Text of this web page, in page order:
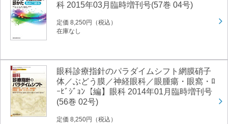
科 2015年03月臨時増刊号(57巻 04号)
定価 8,250円（税込）
在庫なし
眼科診療指針のパラダイムシフト網膜硝子
体／ぶどう膜／神経眼科／眼腫瘍・眼窩・ﾛ
ｰﾋﾞｼﾞｮﾝ【編】眼科 2014年01月臨時増刊号
(56巻 02号)
定価 8,250円（税込）